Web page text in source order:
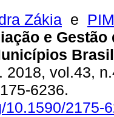
Zákia e
e Gestão
2018, vol.43,
6236.
10.1590/2175-